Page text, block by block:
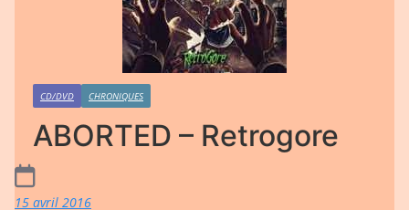
CD/DVD CHRONIQUES
ABORTED – Retrogore
15 avril 2016